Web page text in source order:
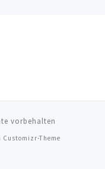
vorbehalten
Customizr-Theme